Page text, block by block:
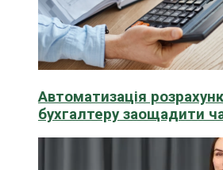
Автоматизація
бухгалтеру заощадити